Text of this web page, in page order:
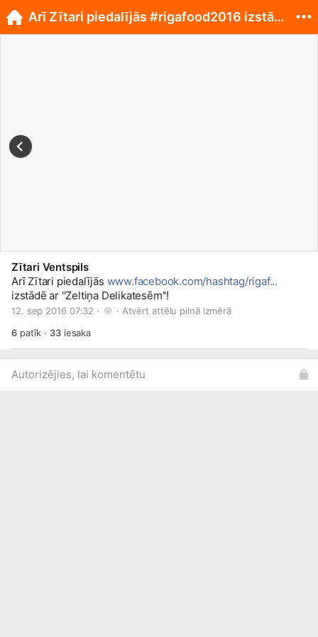
Zītari Ventspils
Arī Zītari piedalījās www.facebook.com/hashtag/rigaf...
izstādē ar ''Zeltiņa Delikatesēm''!
12. sep 2016 07:32 · · Atvērt attēlu pilnā izmērā
6patīk · 33iesaka
Autorizējies, lai komentētu
Arī Zītari piedalījās #rigafood2016 izstādē!